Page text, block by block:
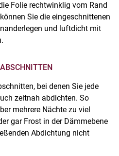
Folie rechtwinklig vom Rand
Sie die eingeschnittenen
und luftdicht mit
bei denen Sie jede
zeitnah abdichten. So
mehrere Nächte zu viel
gar Frost in der Dämmebene
Abdichtung nicht